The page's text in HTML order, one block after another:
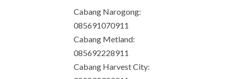
Cabang Narogong:
085691070911
Cabang Metland:
085692228911
Cabang Harvest City: